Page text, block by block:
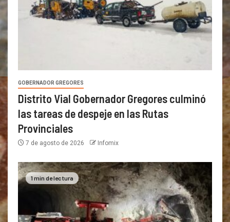
GOBERNADOR GREGORES
Distrito Vial Gobernador Gregores culminó
las tareas de despeje en las Rutas
Provinciales
7 de agosto de 2026 Infomix
1 min de lectura